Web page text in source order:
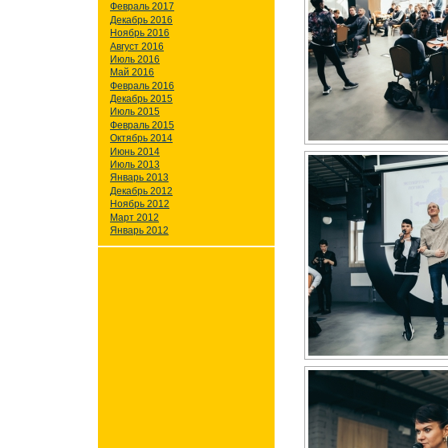
Февраль 2017
Декабрь 2016
Ноябрь 2016
Август 2016
Июль 2016
Май 2016
Февраль 2016
Декабрь 2015
Июль 2015
Февраль 2015
Октябрь 2014
Июнь 2014
Июль 2013
Январь 2013
Декабрь 2012
Ноябрь 2012
Март 2012
Январь 2012